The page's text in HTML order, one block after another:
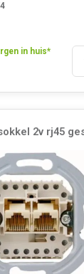
in huis*
2v rj45